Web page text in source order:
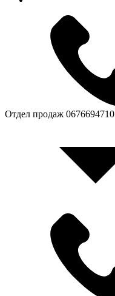
Отдел продаж 0676694710